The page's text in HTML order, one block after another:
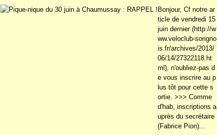
Bonjour, Cf notre ar
ticle de vendredi 15
juin dernier (http://w
ww.veloclub-sorigno
is.fr/archives/2013/
06/14/27322118.ht
ml), n'oubliez-pas d
e vous inscrire au p
lus tôt pour cette s
ortie. >>> Comme
d'hab, inscriptions a
uprès du secrétaire
(Fabrice Pion)...